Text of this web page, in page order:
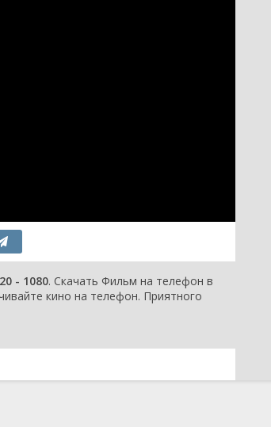
- 1080. Скачать Фильм на телефон в
кино на телефон. Приятного